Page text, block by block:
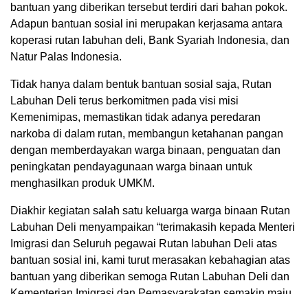
bantuan yang diberikan tersebut terdiri dari bahan pokok.
Adapun bantuan sosial ini merupakan kerjasama antara
koperasi rutan labuhan deli, Bank Syariah Indonesia, dan
Natur Palas Indonesia.
Tidak hanya dalam bentuk bantuan sosial saja, Rutan
Labuhan Deli terus berkomitmen pada visi misi
Kemenimipas, memastikan tidak adanya peredaran
narkoba di dalam rutan, membangun ketahanan pangan
dengan memberdayakan warga binaan, penguatan dan
peningkatan pendayagunaan warga binaan untuk
menghasilkan produk UMKM.
Diakhir kegiatan salah satu keluarga warga binaan Rutan
Labuhan Deli menyampaikan “terimakasih kepada Menteri
Imigrasi dan Seluruh pegawai Rutan labuhan Deli atas
bantuan sosial ini, kami turut merasakan kebahagian atas
bantuan yang diberikan semoga Rutan Labuhan Deli dan